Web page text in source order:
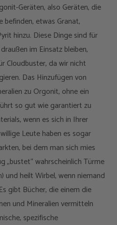
Geräten, also Geräten, die
befinden, etwas Granat,
hinzu. Diese Dinge sind für
im Einsatz bleiben,
Cloudbuster, da wir nicht
Das Hinzufügen von
zu Orgonit, ohne ein
so gut wie garantiert zu
wenn es sich in Ihrer
Leute haben es sogar
bei dem man sich mies
„bustet“ wahrscheinlich Türme
und heilt Wirbel, wenn niemand
gibt Bücher, die einem die
und Mineralien vermitteln
spezifische